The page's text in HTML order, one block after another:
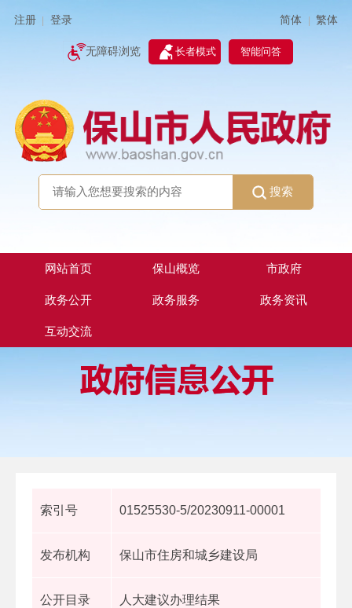
注册 登录 简体 | 繁体
无障碍浏览 长者模式 智能问答
搜索
网站首页 保山概览 市政府
政务公开 政务服务 政务资讯
互动交流
索引号 01525530-5/20230911-00001
发布机构 保山市住房和城乡建设局
公开目录 人大建议办理结果